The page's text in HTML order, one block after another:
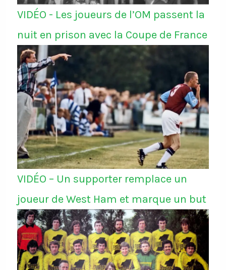
VIDÉO - Les joueurs de l’OM passent la
nuit en prison avec la Coupe de France
VIDÉO – Un supporter remplace un
joueur de West Ham et marque un but